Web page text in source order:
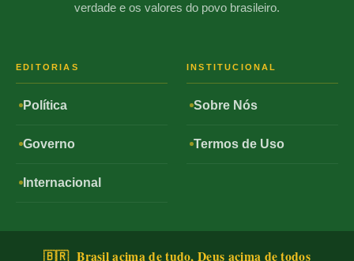
verdade e os valores do povo brasileiro.
EDITORIAS
Política
Governo
Internacional
INSTITUCIONAL
Sobre Nós
Termos de Uso
🇧🇷 Brasil acima de tudo, Deus acima de todos